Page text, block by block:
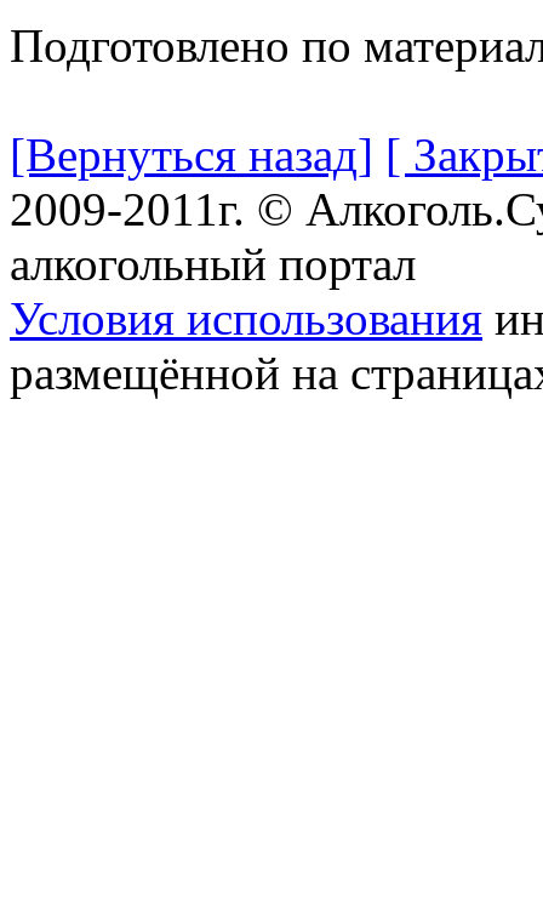
Подготовлено по
[Вернуться назад] [
2009-2011г. ©
алкогольный портал
Условия использования
размещённой на